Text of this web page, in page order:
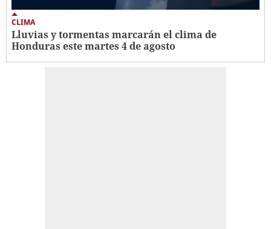
CLIMA
Lluvias y tormentas marcarán el clima de
Honduras este martes 4 de agosto